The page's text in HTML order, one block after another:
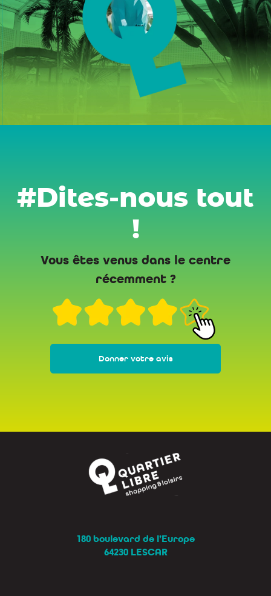
#Dites-nous tout
!
Vous êtes venus dans le centre
récemment ?
Donner votre avis
180 boulevard de l’Europe
64230 LESCAR